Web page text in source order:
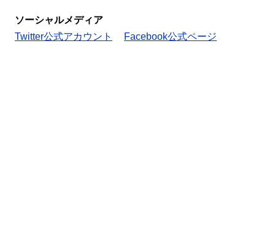
ソーシャルメディア
Twitter公式アカウント
Facebook公式ページ